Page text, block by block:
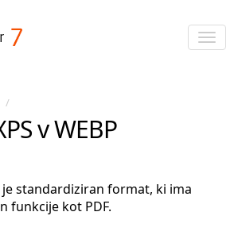
/
v WEBP
je standardiziran format, ki ima
funkcije kot PDF.